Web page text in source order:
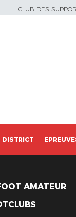
CLUB DES
DISTRICT
AMATEUR